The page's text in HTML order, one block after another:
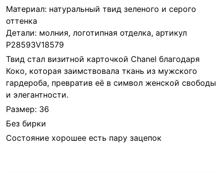
Материал: натуральный твид зеленого и серого
оттенка
Детали: молния, логотипная отделка, артикул
P28593V18579
Твид стал визитной карточкой Chanel благодаря
Коко, которая заимствовала ткань из мужского
гардероба, превратив её в символ женской свободы
и элегантности.
Размер: 36
Без бирки
Состояние хорошее есть пару зацепок